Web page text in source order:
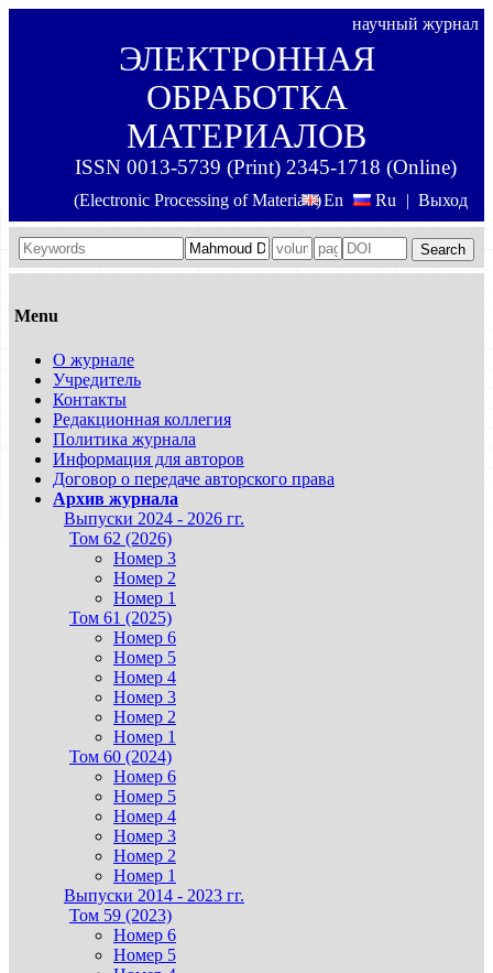
научный журнал
ЭЛЕКТРОННАЯ
ОБРАБОТКА
МАТЕРИАЛОВ
ISSN 0013-5739 (Print) 2345-1718 (Online)
(Electronic Processing of Materials) Выход
En Ru |
Search
Menu
О журнале
Учредитель
Контакты
Редакционная коллегия
Политика журнала
Информация для авторов
Договор о передаче авторского права
Архив журнала
Выпуски 2024 - 2026 гг.
Том 62 (2026)
Номер 3
Номер 2
Номер 1
Том 61 (2025)
Номер 6
Номер 5
Номер 4
Номер 3
Номер 2
Номер 1
Том 60 (2024)
Номер 6
Номер 5
Номер 4
Номер 3
Номер 2
Номер 1
Выпуски 2014 - 2023 гг.
Том 59 (2023)
Номер 6
Номер 5